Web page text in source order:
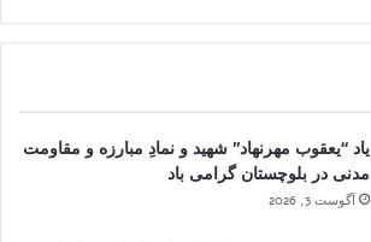
یاد “یعقوب مهرنهاد” شهید و نمادِ مبارزه و مقاومت
مدنی در بلوچستان گرامی باد
آگوست 3, 2026